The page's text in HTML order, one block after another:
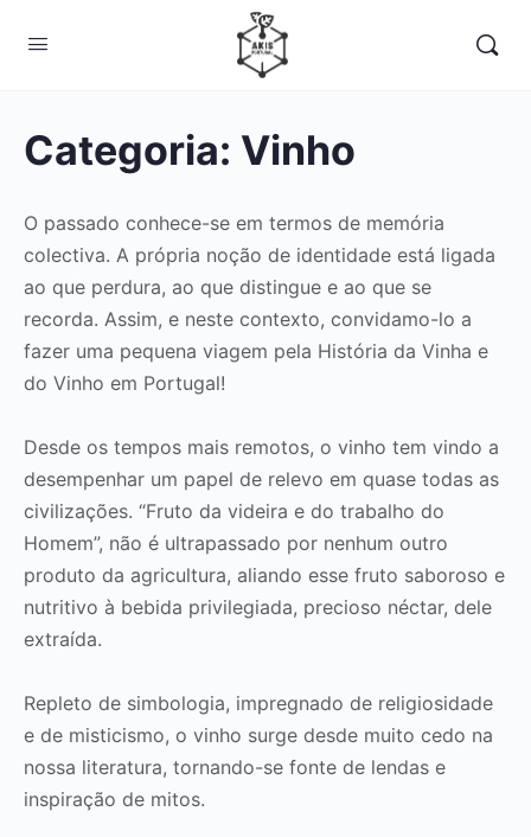
Categoria: Vinho
O passado conhece-se em termos de memória
colectiva. A própria noção de identidade está ligada
ao que perdura, ao que distingue e ao que se
recorda. Assim, e neste contexto, convidamo-lo a
fazer uma pequena viagem pela História da Vinha e
do Vinho em Portugal!
Desde os tempos mais remotos, o vinho tem vindo a
desempenhar um papel de relevo em quase todas as
civilizações. “Fruto da videira e do trabalho do
Homem”, não é ultrapassado por nenhum outro
produto da agricultura, aliando esse fruto saboroso e
nutritivo à bebida privilegiada, precioso néctar, dele
extraída.
Repleto de simbologia, impregnado de religiosidade
e de misticismo, o vinho surge desde muito cedo na
nossa literatura, tornando-se fonte de lendas e
inspiração de mitos.